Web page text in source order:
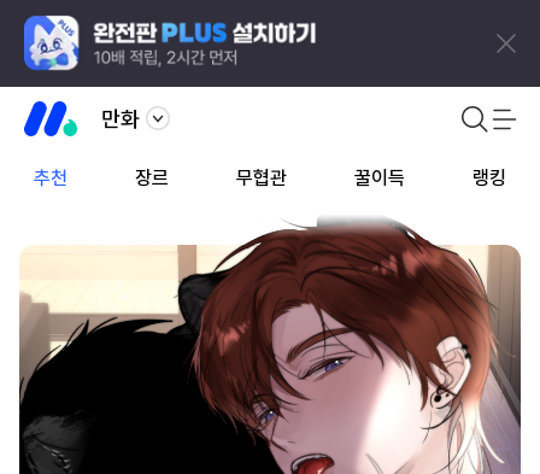
만화
추천 장르 무협관 꿀이득 랭킹